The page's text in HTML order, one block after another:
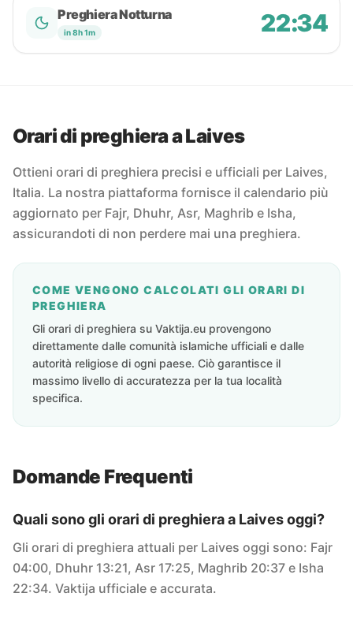
Preghiera Notturna
in 8h 1m 22:34
Orari di preghiera a Laives
Ottieni orari di preghiera precisi e ufficiali per Laives,
Italia. La nostra piattaforma fornisce il calendario più
aggiornato per Fajr, Dhuhr, Asr, Maghrib e Isha,
assicurandoti di non perdere mai una preghiera.
COME VENGONO CALCOLATI GLI ORARI DI
PREGHIERA
Gli orari di preghiera su Vaktija.eu provengono
direttamente dalle comunità islamiche ufficiali e dalle
autorità religiose di ogni paese. Ciò garantisce il
massimo livello di accuratezza per la tua località
specifica.
Domande Frequenti
Quali sono gli orari di preghiera a Laives oggi?
Gli orari di preghiera attuali per Laives oggi sono: Fajr
04:00, Dhuhr 13:21, Asr 17:25, Maghrib 20:37 e Isha
22:34. Vaktija ufficiale e accurata.